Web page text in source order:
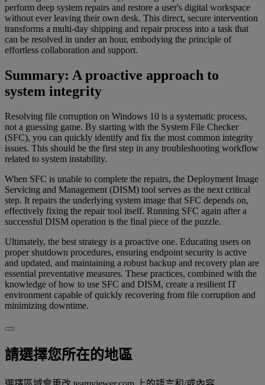
perform deep system repairs and restore a user's digital workspace
without ever leaving their own desk. This direct, secure intervention
transforms a multi-day shipping and repair process into a task that
can be resolved in under an hour, embodying the principle of
effortless collaboration and support.
Summary: A proactive approach to
system integrity
Resolving file corruption on Windows 10 is a systematic process,
not a guessing game. By starting with the System File Checker
(SFC), you can quickly identify and fix the most common integrity
issues. This should be the first step in any troubleshooting workflow
related to system instability.
When SFC is unable to complete the repairs, the Deployment Image
Servicing and Management (DISM) tool serves as the next critical
step. It repairs the underlying system image that SFC depends on,
effectively fixing the repair tool itself. Running SFC again after a
successful DISM operation is the final piece of the puzzle.
Ultimately, the best strategy is a proactive one. Educating users on
proper shutdown procedures, ensuring endpoint security is active
and updated, and maintaining a robust backup and recovery plan are
essential preventative measures. These practices, combined with the
knowledge of how to use SFC and DISM, create a resilient IT
environment capable of quickly recovering from file corruption and
minimizing downtime.
請選擇您所在的地區